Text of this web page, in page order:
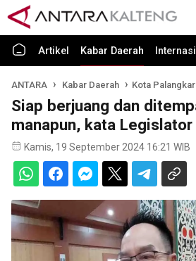
Artikel Kabar Daerah
ANTARA Kabar Daerah Kota
Siap berjuang dan
manapun, kata Legislator
Kamis, 19 September 2024 16:21 WIB